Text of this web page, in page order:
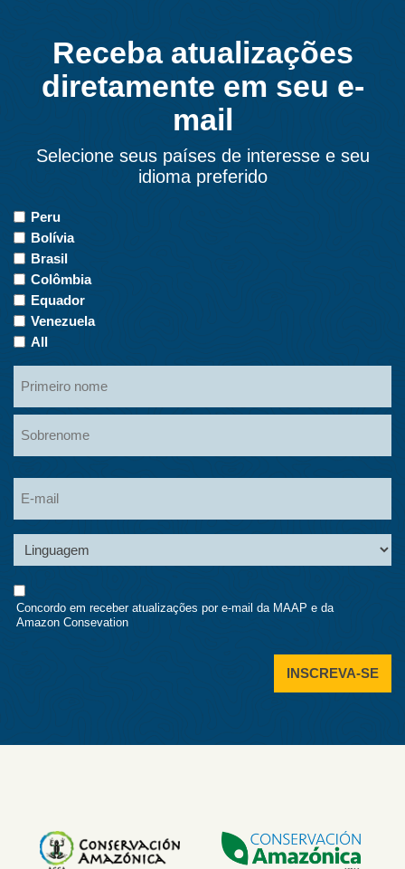
Receba atualizações
diretamente em seu e-
mail
Selecione seus países de interesse e seu
idioma preferido
Países
de
interesse
Peru
Bolívia
Brasil
Colômbia
Equador
Venezuela
All
nome
Nome
Consent
Concordo em receber atualizações por e-mail da MAAP e da
Amazon Consevation